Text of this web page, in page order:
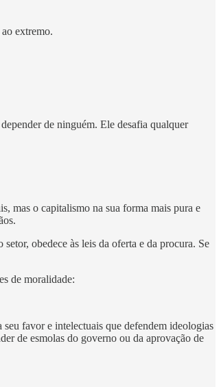
extremo.
de ninguém. Ele desafia qualquer
mas o capitalismo na sua forma mais pura e
obedece às leis da oferta e da procura. Se
de moralidade:
favor e intelectuais que defendem ideologias
de esmolas do governo ou da aprovação de